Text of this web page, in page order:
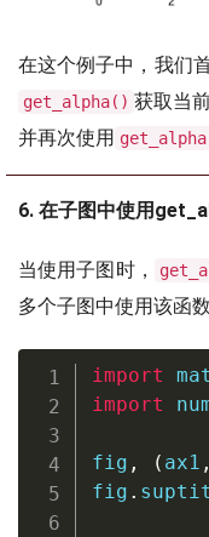
在这个例子中，我们
get_alpha() 获取当
并再次使用
6. 在子图中使用
当使用子图时，
多个子图中使用该函
import
import
fig , ( ax1 ,
fig .